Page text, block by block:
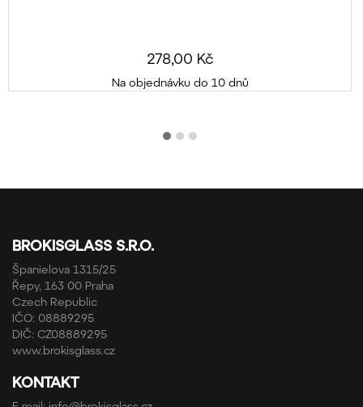
278,00 Kč
Na objednávku do 10 dnů
BROKISGLASS S.R.O.
Španielova 1315/25
Řepy, 163 00 Praha
Czech Republic
IČO: 08889295
DIČ: CZ08889295
www.brokisglass.cz
KONTAKT